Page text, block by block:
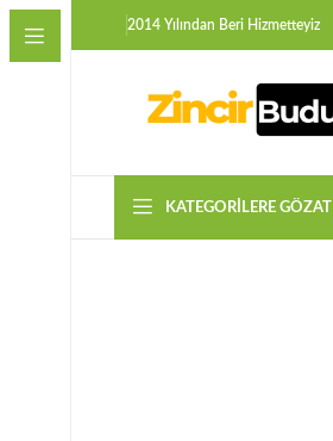
2014 Yılından Beri Hizmetteyiz
KATEGORILERE GÖZAT